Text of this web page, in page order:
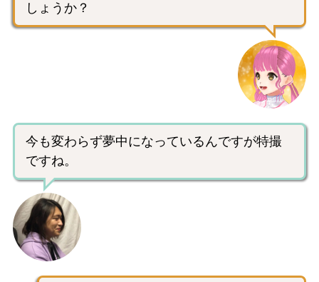
しょうか？
今も変わらず夢中になっているんですが特撮
ですね。